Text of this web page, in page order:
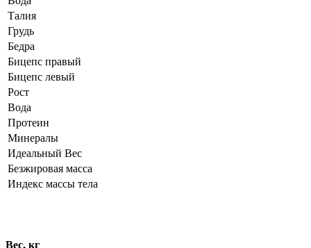
Талия
Грудь
Бедра
Бицепс правый
Бицепс левый
Рост
Вода
Протеин
Минералы
Идеальный Вес
Безжировая масса
Индекс массы тела
Вес, кг